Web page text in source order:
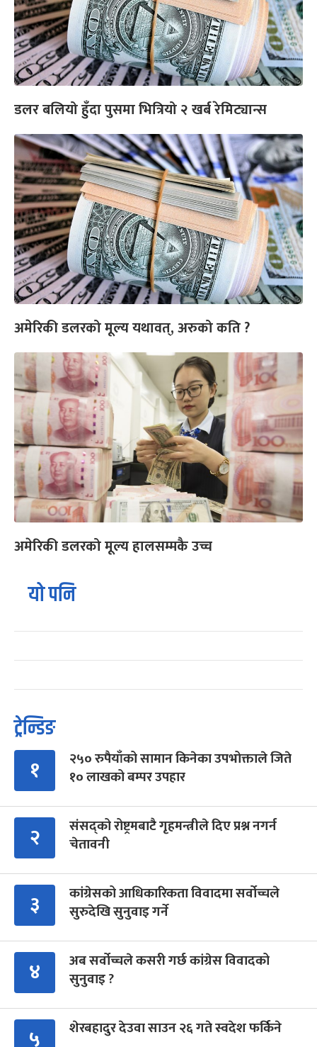
डलर बलियो हुँदा पुसमा भित्रियो २ खर्ब रेमिट्यान्स
अमेरिकी डलरको मूल्य यथावत्, अरुको कति ?
अमेरिकी डलरको मूल्य हालसम्मकै उच्च
यो पनि
ट्रेन्डिङ
१
२५० रुपैयाँको सामान किनेका उपभोक्ताले जिते
१० लाखको बम्पर उपहार
२
संसद्को रोष्ट्रमबाटै गृहमन्त्रीले दिए प्रश्न नगर्न
चेतावनी
३
कांग्रेसको आधिकारिकता विवादमा सर्वोच्चले
सुरुदेखि सुनुवाइ गर्ने
४
अब सर्वोच्चले कसरी गर्छ कांग्रेस विवादको
सुनुवाइ ?
५ शेरबहादुर देउवा साउन २६ गते स्वदेश फर्किने